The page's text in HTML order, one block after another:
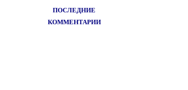
ПОСЛЕДНИЕ
КОММЕНТАРИИ